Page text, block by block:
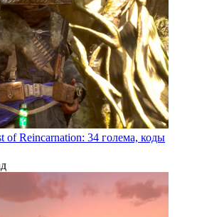
of Reincarnation: 34 голема, коды